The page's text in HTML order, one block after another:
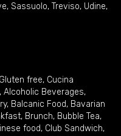
, Sassuolo, Treviso, Udine,
Gluten free, Cucina
, Alcoholic Beverages,
, Balcanic Food, Bavarian
, Brunch, Bubble Tea,
food, Club Sandwich,